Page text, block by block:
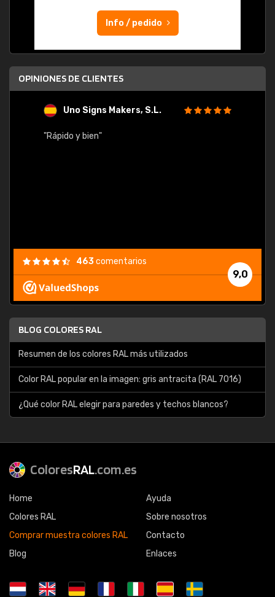
Info / pedido
OPINIONES DE CLIENTES
Uno Signs Makers, S.L.
"Rápido y bien"
9,0
463comentarios
BLOG COLORES RAL
Resumen de los colores RAL más utilizados
Color RAL popular en la imagen: gris antracita (RAL 7016)
¿Qué color RAL elegir para paredes y techos blancos?
ColoresRAL.com.es
Home
Colores RAL
Comprar muestra colores RAL
Blog
Ayuda
Sobre nosotros
Contacto
Enlaces